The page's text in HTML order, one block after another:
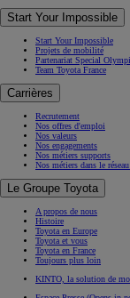
Start Your Impossible
Start Your Impossible
Projets de mobilité
Partenariat Special
Team Toyota France
Carrières
Recrutement
Nos offres d'emploi
Nos valeurs
Nos engagements
Nos métiers supports
Nos métiers dans le
Le Groupe Toyota
A propos de nous
Histoire
Toyota en Europe
Toyota et vous
Toyota en France
Toujours plus loin
KINTO, la solution de